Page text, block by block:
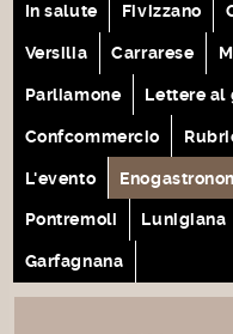
In salute Fivizzano
Versilia Carrarese
Parliamone Lettere al
Confcommercio
L'evento
Pontremoli Lunigiana
Garfagnana